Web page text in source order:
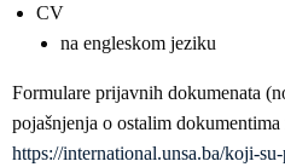
CV
na engleskom jeziku
Formulare prijavnih dokumenata
pojašnjenja o ostalim
https://international.unsa.ba/koji-